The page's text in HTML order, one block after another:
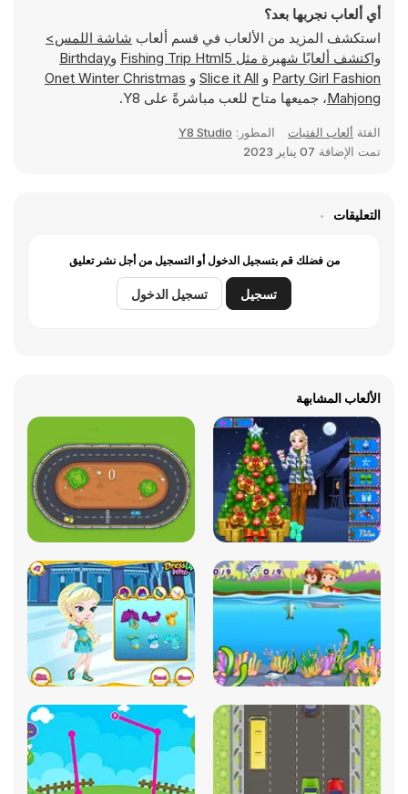
أي ألعاب نجربها بعد؟
استكشف المزيد من الألعاب في قسم ألعاب شاشة اللمس>
واكتشف ألعابًا شهيرة مثل Fishing Trip Html5 وBirthday
Party Girl Fashion و Slice it All و Onet Winter Christmas
Mahjong، جميعها متاح للعب مباشرةً على Y8.
الفئة ألعاب الفتيات المطور: Y8 Studio
تمت الإضافة 07 يناير 2023
التعليقات
من فضلك قم بتسجيل الدخول أو التسجيل من أجل نشر تعليق
تسجيل تسجيل الدخول
الألعاب المشابهة